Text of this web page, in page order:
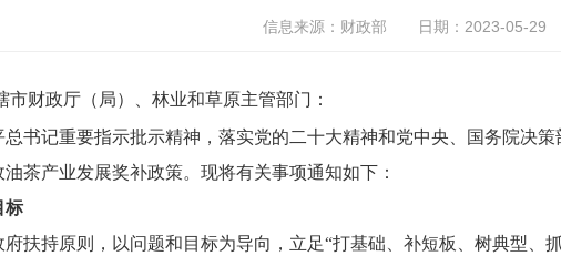
信息来源：财政部 日期：2023-05-29
市财政厅（局）、林业和草原主管部门：
总书记重要指示批示精神，落实党的二十大精神和党中央、国务院决
茶产业发展奖补政策。现将有关事项通知如下：
标
扶持原则，以问题和目标为导向，立足“打基础、补短板、树典型、